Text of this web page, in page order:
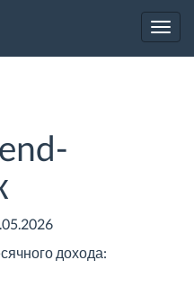
дохода: